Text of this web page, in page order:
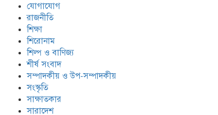
যোগাযোগ
রাজনীতি
শিক্ষা
শিরোনাম
শিল্প ও বাণিজ্য
শীর্ষ সংবাদ
সম্পাদকীয় ও উপ-সম্পাদকীয়
সংস্কৃতি
সাক্ষাতকার
সারাদেশ